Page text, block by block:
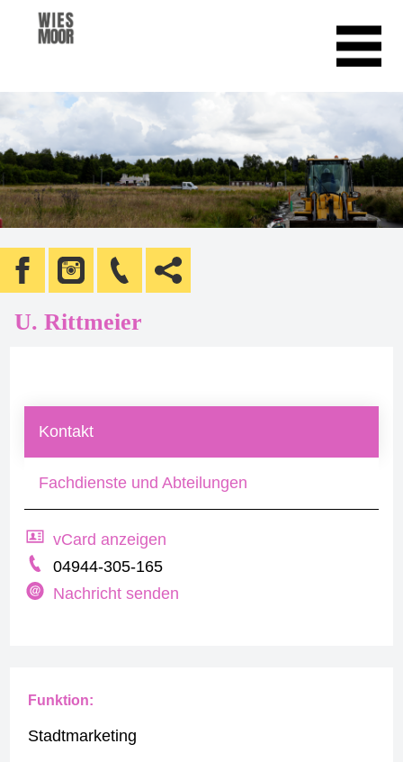
U. Rittmeier
Kontakt
Fachdienste und Abteilungen
vCard anzeigen
04944-305-165
Nachricht senden
Funktion:
Stadtmarketing